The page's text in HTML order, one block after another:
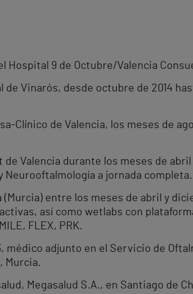
Hospital 9 de Octubre/Valencia
Vinarós, desde octubre de 2014
Clínico de Valencia, los meses de
Valencia durante los meses de abril
a jornada completa.
entre los meses de abril y
así como wetlabs con
FLEX, PRK.
médico adjunto en el Servicio de
Murcia.
Megasalud S.A., en Santiago de